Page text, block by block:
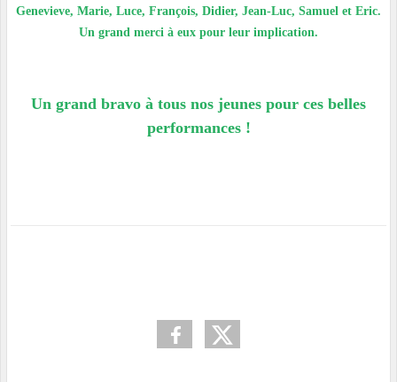
Genevieve, Marie, Luce, François, Didier, Jean-Luc, Samuel et Eric.
Un grand merci à eux pour leur implication.
Un grand bravo à tous nos jeunes pour ces belles
performances !